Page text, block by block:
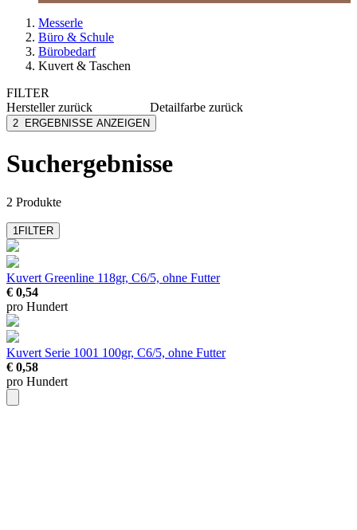
Messerle
Büro & Schule
Bürobedarf
Kuvert & Taschen
FILTER
Herstellerzurück
Artoz
Detailfarbe zurück
2 ERGEBNISSE ANZEIGEN
Suchergebnisse
2 Produkte
1FILTER
Kuvert Greenline 118gr, C6/5, ohne Futter
€ 0,54
pro Hundert
Kuvert Serie 1001 100gr, C6/5, ohne Futter
€ 0,58
pro Hundert